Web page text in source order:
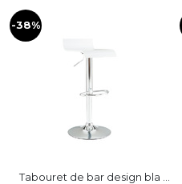
-38%
Tabouret de bar design bla ...